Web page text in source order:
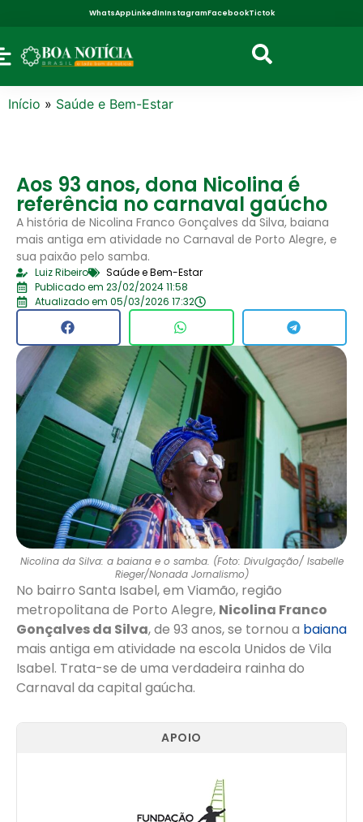
WhatsAppLinkedInInstagramFacebookTictok
Início » Saúde e Bem-Estar
Aos 93 anos, dona Nicolina é
referência no carnaval gaúcho
A história de Nicolina Franco Gonçalves da Silva, baiana
mais antiga em atividade no Carnaval de Porto Alegre, e
sua paixão pelo samba.
Luiz Ribeiro
Saúde e Bem-Estar
Publicado em 23/02/2024 11:58
Atualizado em 05/03/2026 17:32
Nicolina da Silva: a baiana e o samba. (Foto: Divulgação/ Isabelle
Rieger/Nonada Jornalismo)
No bairro Santa Isabel, em Viamão, região
metropolitana de Porto Alegre, Nicolina Franco
Gonçalves da Silva, de 93 anos, se tornou a baiana
mais antiga em atividade na escola Unidos de Vila
Isabel. Trata-se de uma verdadeira rainha do
Carnaval da capital gaúcha.
APOIO